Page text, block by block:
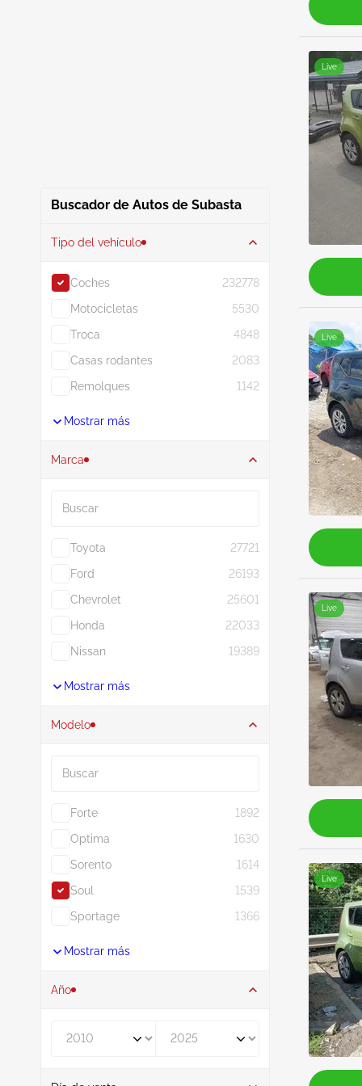
Buscador de Autos de Subasta
Tipo del vehículo
Coches
232778
Motocicletas
5530
Troca
4848
Casas rodantes
2083
Remolques
1142
Mostrar más
Marca
Toyota
27721
Ford
26193
Chevrolet
25601
Honda
22033
Nissan
19389
Mostrar más
Modelo
Forte
1892
Optima
1630
Sorento
1614
Soul
1539
Sportage
1366
Mostrar más
Año
Live
Live
Live
Live